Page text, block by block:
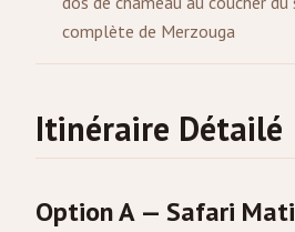
complète de Merzouga
Itinéraire Détailé
Option A — Safari